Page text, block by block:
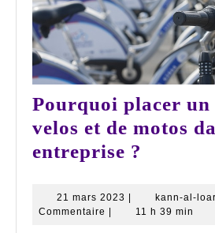
Pourquoi placer
velos et de motos
entreprise ?
un
abri
21 mars 2023 21
mars
| kann-al-loar
Commentaire | 11 h 39 min